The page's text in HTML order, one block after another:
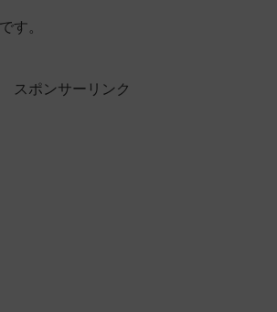
す。
スポンサーリンク